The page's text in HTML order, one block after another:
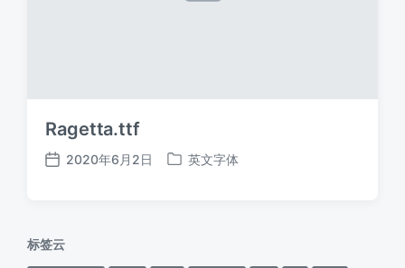
Ragetta.ttf
发
2020年6月2日
发
英文字体
标签云